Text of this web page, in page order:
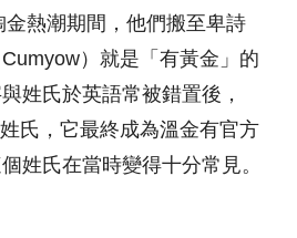
熱潮期間，他們搬至卑詩
）就是「有黃金」的
姓氏於英語常被錯置後，
氏，它最終成為溫金有官方
姓氏在當時變得十分常見。